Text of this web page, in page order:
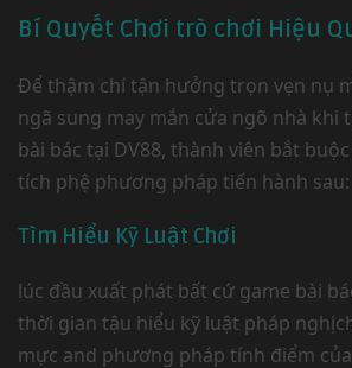
Bí Quyết Chơi trò chơi Hiệu
Để thậm chí tận hưởng trọn vẹn nụ
ngã sung may mắn cửa ngõ nhà khi
bài bác tại DV88, thành viên bắt
tích phệ phương pháp tiến hành sau:
Tìm Hiểu Kỹ Luật Chơi
lúc đầu xuất phát bất cứ game bài
thời gian tậu hiểu kỹ luật pháp
mực and phương pháp tính điểm